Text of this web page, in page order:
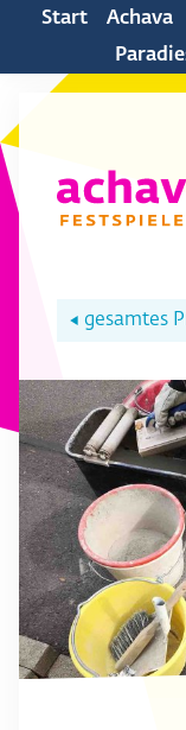
Start Achava
◀ gesamtes